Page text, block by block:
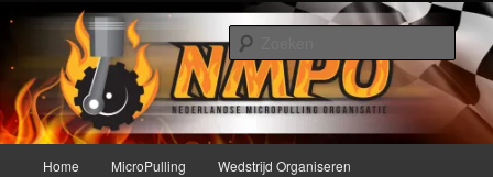
primaire
inhoudNederlandse MicroPulling
Organisatie
De meest krachtige modelbouwsport ter wereld!
Home MicroPulling Wedstrijd Organiseren